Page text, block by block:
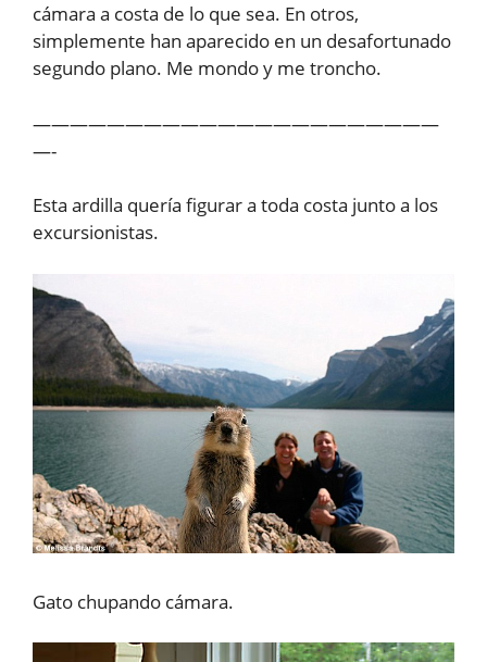
cámara a costa de lo que sea. En otros,
simplemente han aparecido en un desafortunado
segundo plano. Me mondo y me troncho.
——————————————————————
—-
Esta ardilla quería figurar a toda costa junto a los
excursionistas.
Gato chupando cámara.